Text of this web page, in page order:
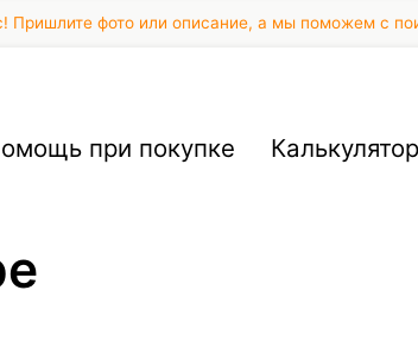
Пришлите фото или описание, а мы поможем с
при покупке Калькулятор